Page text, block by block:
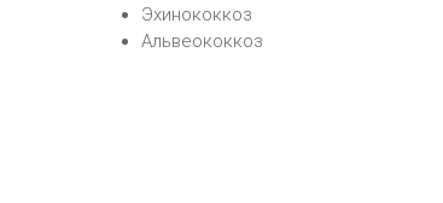
Эхинококкоз
Альвеококкоз